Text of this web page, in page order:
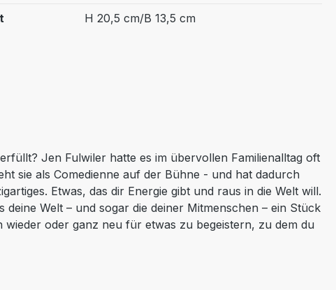
H 20,5 cm/B 13,5 cm
Jen Fulwiler hatte es im übervollen Familienalltag oft
sie als Comedienne auf der Bühne - und hat dadurch
Etwas, das dir Energie gibt und raus in die Welt will.
Welt – und sogar die deiner Mitmenschen – ein Stück
oder ganz neu für etwas zu begeistern, zu dem du